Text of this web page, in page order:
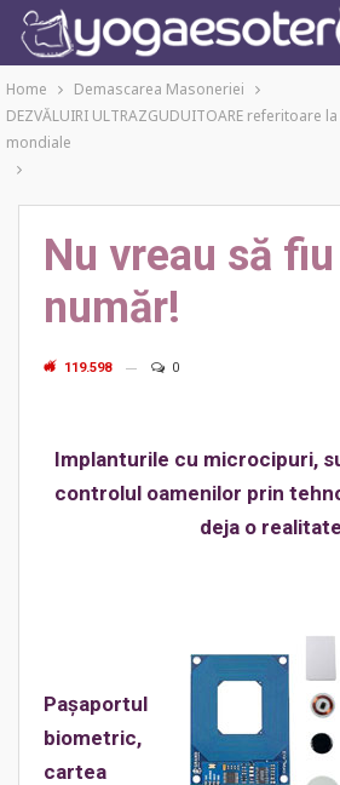
Home
Demascarea Masoneriei
DEZVĂLUIRI ULTRAZGUDUITOARE referitoare
mondiale
Nu vreau să
număr!
119.598 0
Implanturile cu microcipuri,
controlul oamenilor prin
deja o realitate
Paşaportul
biometric,
cartea